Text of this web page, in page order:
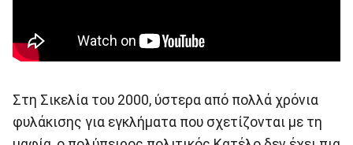
Στη Σικελία του 2000, ύστερα από πολλά χρόνια
φυλάκισης για εγκλήματα που σχετίζονται με τη